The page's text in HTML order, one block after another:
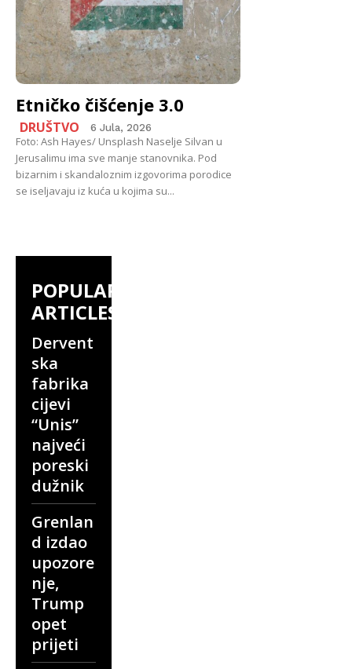
Etničko čišćenje 3.0
DRUŠTVO 6 Jula, 2026
Foto: Ash Hayes/ Unsplash Naselje Silvan u
Jerusalimu ima sve manje stanovnika. Pod
bizarnim i skandaloznim izgovorima porodice
se iseljavaju iz kuća u kojima su...
POPULAR
ARTICLES
Dervent
ska
fabrika
cijevi
“Unis”
najveći
poreski
dužnik
Grenlan
d izdao
upozore
nje,
Trump
opet
prijeti